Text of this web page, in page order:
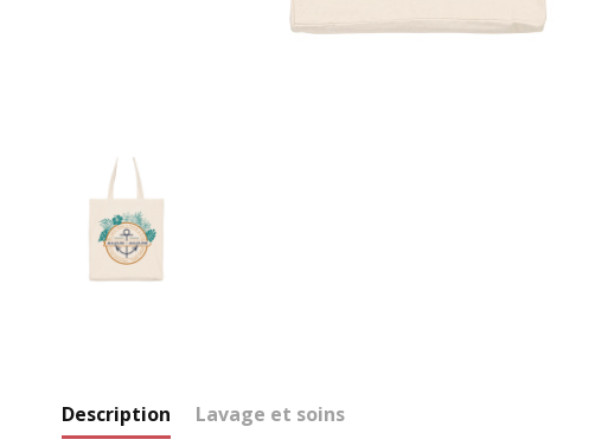
Description Lavage et soins